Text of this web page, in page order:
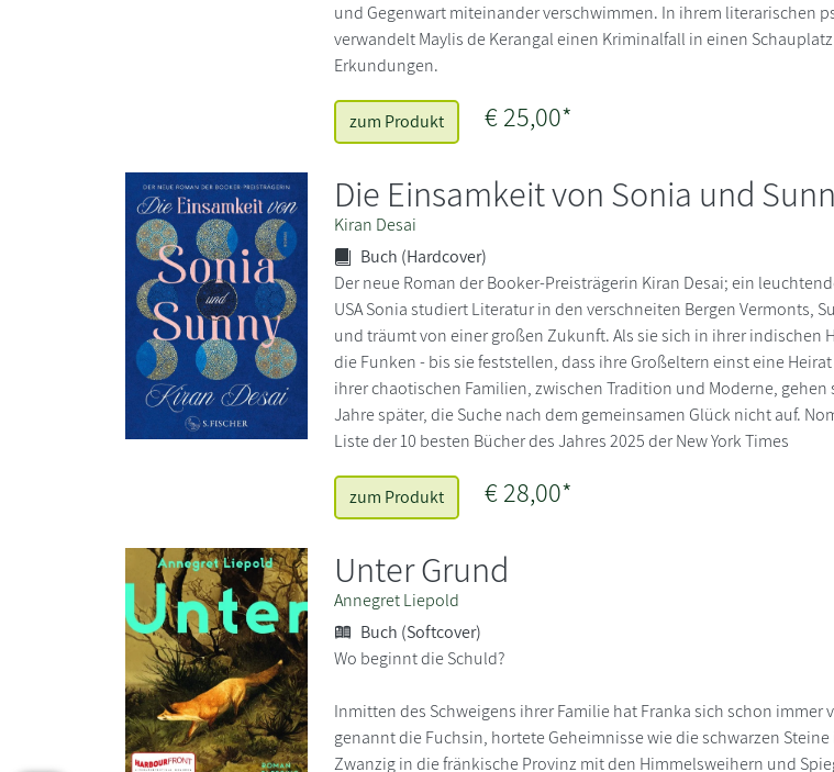
und Gegenwart miteinander verschwimmen. In ihrem literarischen
verwandelt Maylis de Kerangal einen Kriminalfall in einen
Erkundungen.
zum Produkt € 25,00*
Die Einsamkeit von Sonia und
Kiran Desai
Buch (Hardcover)
Der neue Roman der Booker-Preisträgerin Kiran Desai; ein
USA Sonia studiert Literatur in den verschneiten Bergen Vermonts,
und träumt von einer großen Zukunft. Als sie sich in ihrer indischen
die Funken - bis sie feststellen, dass ihre Großeltern einst eine
ihrer chaotischen Familien, zwischen Tradition und Moderne,
Jahre später, die Suche nach dem gemeinsamen Glück nicht auf.
Liste der 10 besten Bücher des Jahres 2025 der New York Times
zum Produkt € 28,00*
Unter Grund
Annegret Liepold
Buch (Softcover)
Wo beginnt die Schuld?
Inmitten des Schweigens ihrer Familie hat Franka sich schon
genannt die Fuchsin, hortete Geheimnisse wie die schwarzen
Zwanzig in die fränkische Provinz mit den Himmelsweihern und